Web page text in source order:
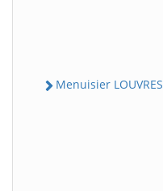
Menuisier LOUVRES